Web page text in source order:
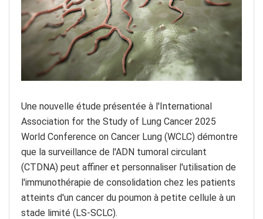
Une nouvelle étude présentée à l'International
Association for the Study of Lung Cancer 2025
World Conference on Cancer Lung (WCLC) démontre
que la surveillance de l'ADN tumoral circulant
(CTDNA) peut affiner et personnaliser l'utilisation de
l'immunothérapie de consolidation chez les patients
atteints d'un cancer du poumon à petite cellule à un
stade limité (LS-SCLC).